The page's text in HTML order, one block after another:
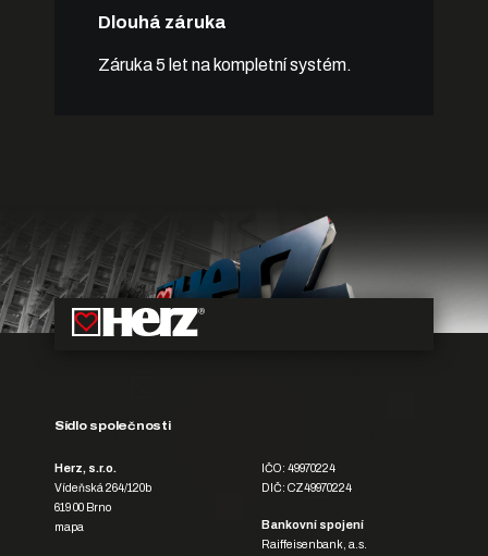
Dlouhá záruka
Záruka 5 let na kompletní systém.
Sídlo společnosti
Herz, s.r.o.
Vídeňská 264/120b
619 00 Brno
mapa
IČO: 49970224
DIČ: CZ49970224
Bankovní spojení
Raiffeisenbank, a.s.